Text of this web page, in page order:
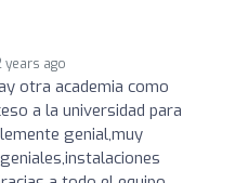
years ago
otra academia como
a la universidad para
genial,muy